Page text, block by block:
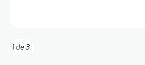
1 de 3